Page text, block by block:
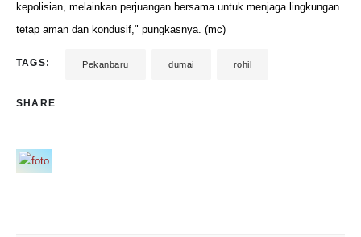
kepolisian, melainkan perjuangan bersama untuk menjaga lingkungan
tetap aman dan kondusif," pungkasnya. (mc)
TAGS: Pekanbaru dumai rohil
SHARE